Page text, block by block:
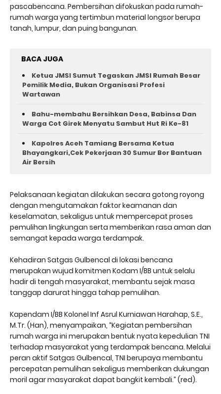
pascabencana. Pembersihan difokuskan pada rumah-
rumah warga yang tertimbun material longsor berupa
tanah, lumpur, dan puing bangunan.
BACA JUGA
Ketua JMSI Sumut Tegaskan JMSI Rumah Besar
Pemilik Media, Bukan Organisasi Profesi
Wartawan
Bahu-membahu Bersihkan Desa, Babinsa Dan
Warga Cot Girek Menyatu Sambut Hut Ri Ke-81 ‎
Kapolres Aceh Tamiang Bersama Ketua
Bhayangkari,Cek Pekerjaan 30 Sumur Bor Bantuan
Air Bersih
Pelaksanaan kegiatan dilakukan secara gotong royong
dengan mengutamakan faktor keamanan dan
keselamatan, sekaligus untuk mempercepat proses
pemulihan lingkungan serta memberikan rasa aman dan
semangat kepada warga terdampak.
Kehadiran Satgas Gulbencal di lokasi bencana
merupakan wujud komitmen Kodam I/BB untuk selalu
hadir di tengah masyarakat, membantu sejak masa
tanggap darurat hingga tahap pemulihan.
Kapendam I/BB Kolonel Inf Asrul Kurniawan Harahap, S.E.,
M.Tr. (Han), menyampaikan, “Kegiatan pembersihan
rumah warga ini merupakan bentuk nyata kepedulian TNI
terhadap masyarakat yang terdampak bencana. Melalui
peran aktif Satgas Gulbencal, TNI berupaya membantu
percepatan pemulihan sekaligus memberikan dukungan
moril agar masyarakat dapat bangkit kembali.” (red).